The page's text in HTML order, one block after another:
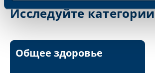
Исследуйте категории
Общее здоровье